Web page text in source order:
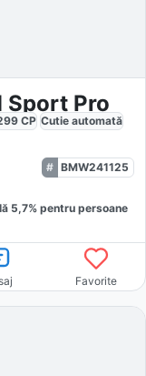
Sport Pro
CP Cutie automată
BMW241125
5,7% pentru persoane
Favorite